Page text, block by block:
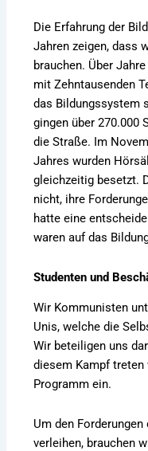
Die Erfahrung der
Jahren zeigen, dass
brauchen. Über
mit Zehntausenden
das Bildungssystem
gingen über 270.000
die Straße. Im
Jahres wurden
gleichzeitig besetzt.
nicht, ihre
hatte eine
waren auf das
Studenten und
Wir Kommunisten
Unis, welche die
Wir beteiligen uns
diesem Kampf
Programm ein.
Um den
verleihen, brauchen